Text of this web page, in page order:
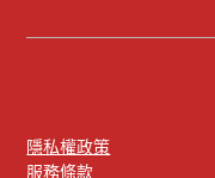
隱私權政策
服務條款